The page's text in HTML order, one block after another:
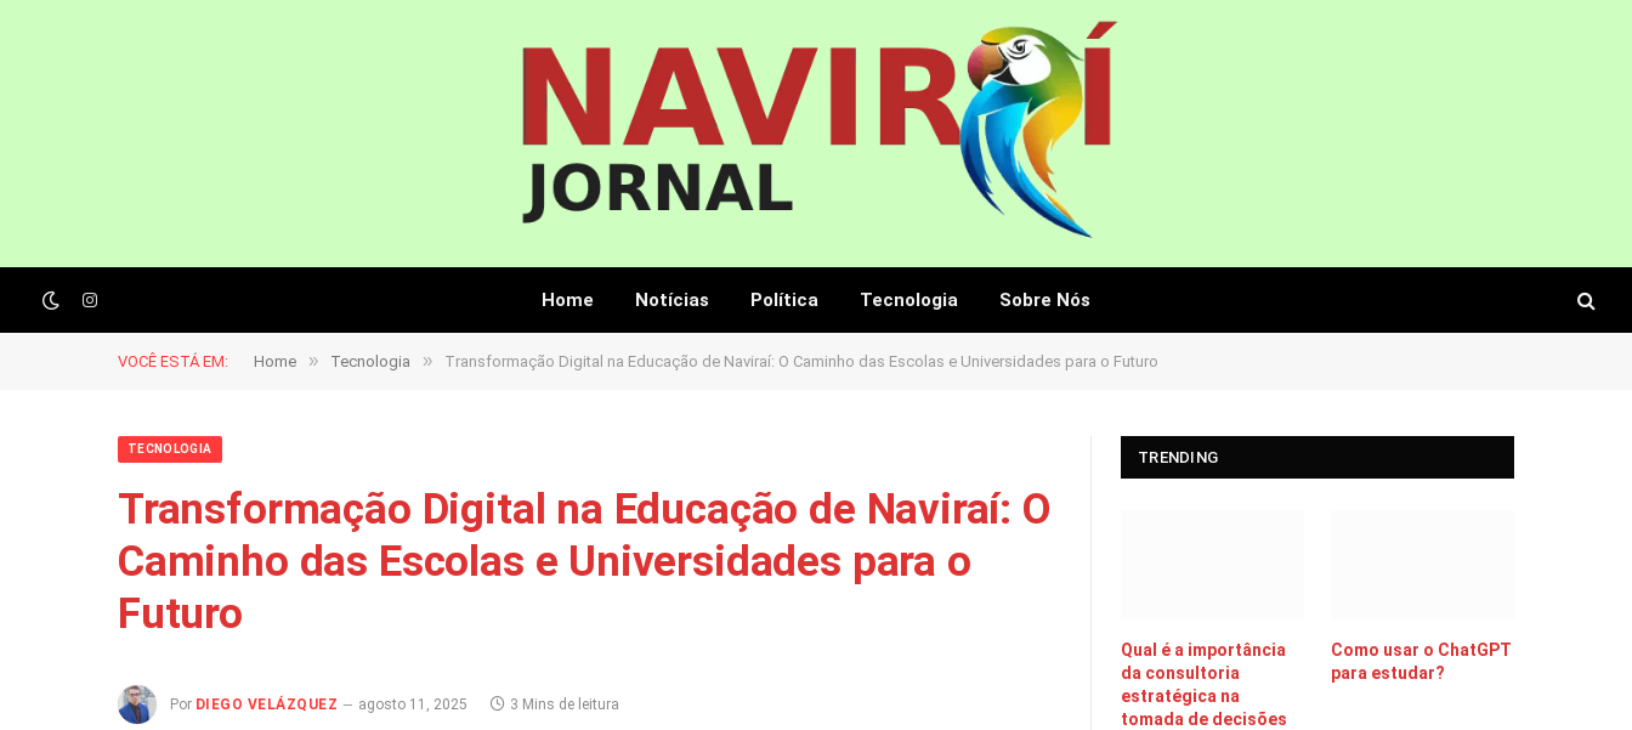
Instagram Home Notícias Política Tecnologia Sobre Nós
VOCÊ ESTÁ EM: Home » Tecnologia » Transformação Digital na Educação de Naviraí: O Caminho das Escolas e Universidades para o Futuro
TECNOLOGIA
Transformação Digital na Educação de Naviraí: O
Caminho das Escolas e Universidades para o
Futuro
Por DIEGO VELÁZQUEZ agosto 11, 2025 3 Mins de leitura
TRENDING
Qual é a importância
da consultoria
estratégica na
tomada de decisões
Como usar o ChatGPT
para estudar?